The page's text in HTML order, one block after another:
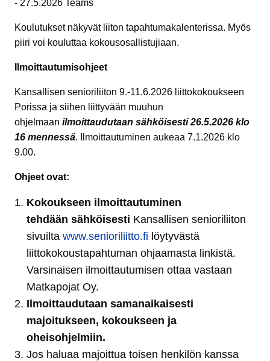
- 27.5.2026 Teams
Koulutukset näkyvät liiton tapahtumakalenterissa. Myös
piiri voi kouluttaa kokousosallistujiaan.
Ilmoittautumisohjeet
Kansallisen senioriliiton 9.-11.6.2026 liittokokoukseen
Porissa ja siihen liittyvään muuhun
ohjelmaan ilmoittaudutaan sähköisesti 26.5.2026 klo
16 mennessä. Ilmoittautuminen aukeaa 7.1.2026 klo
9.00.
Ohjeet ovat:
Kokoukseen ilmoittautuminen
tehdään sähköisesti Kansallisen senioriliiton
sivuilta www.senioriliitto.fi löytyvästä
liittokokoustapahtuman ohjaamasta linkistä.
Varsinaisen ilmoittautumisen ottaa vastaan
Matkapojat Oy.
Ilmoittaudutaan samanaikaisesti
majoitukseen, kokoukseen ja
oheisohjelmiin.
Jos haluaa majoittua toisen henkilön kanssa